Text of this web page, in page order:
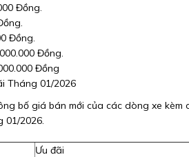
Đồng.
Đồng.
Đồng.
Đồng
Tháng 01/2026
bố giá bán mới của các dòng xe kèm
01/2026.
Ưu đãi